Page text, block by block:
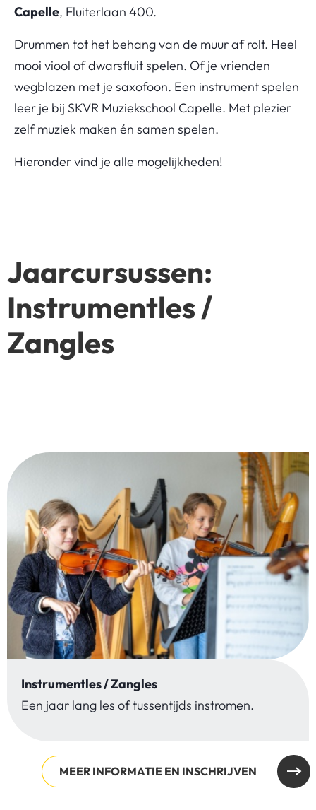
Capelle, Fluiterlaan 400.
Drummen tot het behang van de muur af rolt. Heel
mooi viool of dwarsfluit spelen. Of je vrienden
wegblazen met je saxofoon. Een instrument spelen
leer je bij SKVR Muziekschool Capelle. Met plezier
zelf muziek maken én samen spelen.
Hieronder vind je alle mogelijkheden!
Jaarcursussen:
Instrumentles /
Zangles
Instrumentles / Zangles
Een jaar lang les of tussentijds instromen.
MEER INFORMATIE EN INSCHRIJVEN